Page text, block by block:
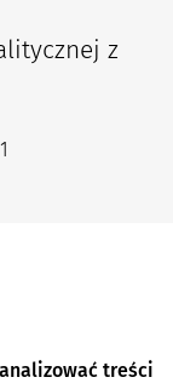
z
treści